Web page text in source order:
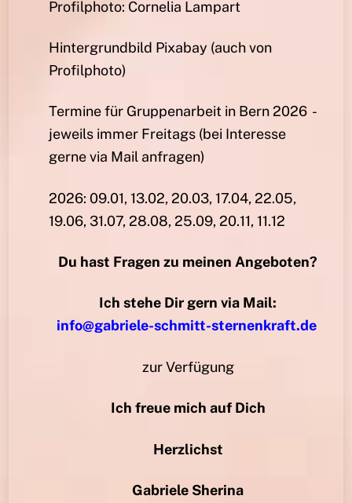
Profilphoto: Cornelia Lampart
Hintergrundbild Pixabay (auch von
Profilphoto)
Termine für Gruppenarbeit in Bern 2026 -
jeweils immer Freitags (bei Interesse
gerne via Mail anfragen)
2026: 09.01, 13.02, 20.03, 17.04, 22.05,
19.06, 31.07, 28.08, 25.09, 20.11, 11.12
Du hast Fragen zu meinen Angeboten?
Ich stehe Dir gern via Mail:
info@gabriele-schmitt-sternenkraft.de
zur Verfügung
Ich freue mich auf Dich
Herzlichst
Gabriele Sherina